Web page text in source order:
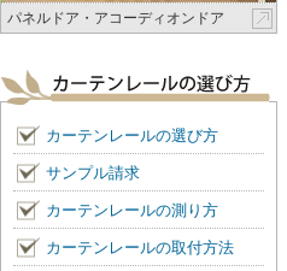
パネルドア・アコーディオンドア
カーテンレールの選び方
サンプル請求
カーテンレールの測り方
カーテンレールの取付方法